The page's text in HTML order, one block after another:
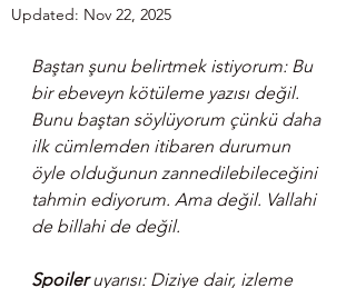
Updated: Nov 22, 2025
Baştan şunu belirtmek istiyorum: Bu
bir ebeveyn kötüleme yazısı değil.
Bunu baştan söylüyorum çünkü daha
ilk cümlemden itibaren durumun
öyle olduğunun zannedilebileceğini
tahmin ediyorum. Ama değil. Vallahi
de billahi de değil.
Spoiler uyarısı: Diziye dair, izleme